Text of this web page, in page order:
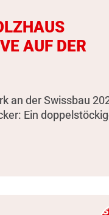
AUF DER
an der Swissbau
Ein